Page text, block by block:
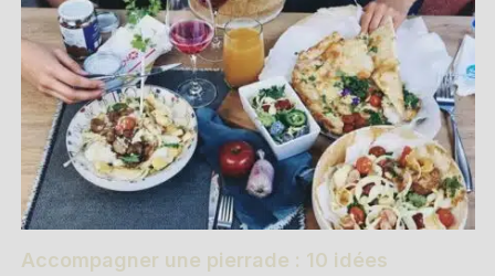
Accompagner une pierrade : 10 idées